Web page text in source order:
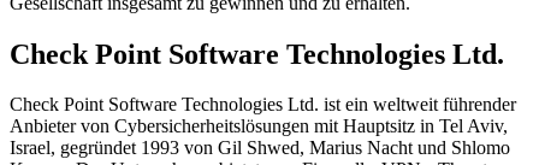
Check Point Software Technologies Ltd.
Check Point Software Technologies Ltd. ist ein weltweit führender
Anbieter von Cybersicherheitslösungen mit Hauptsitz in Tel Aviv,
Israel, gegründet 1993 von Gil Shwed, Marius Nacht und Shlomo